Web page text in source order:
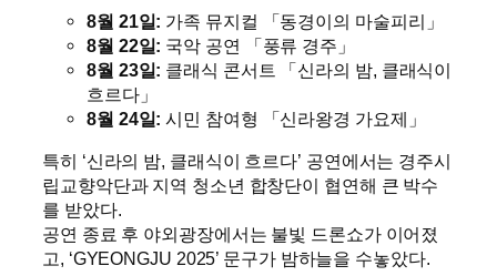
8월 21일: 가족 뮤지컬 「동경이의 마술피리」
8월 22일: 국악 공연 「풍류 경주」
8월 23일: 클래식 콘서트 「신라의 밤, 클래식이
흐르다」
8월 24일: 시민 참여형 「신라왕경 가요제」
특히 ‘신라의 밤, 클래식이 흐르다’ 공연에서는 경주시
립교향악단과 지역 청소년 합창단이 협연해 큰 박수
를 받았다.
공연 종료 후 야외광장에서는 불빛 드론쇼가 이어졌
고, ‘GYEONGJU 2025’ 문구가 밤하늘을 수놓았다.